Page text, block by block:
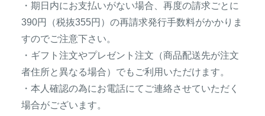
・期日内にお支払いがない場合、再度の請求ごとに
390円（税抜355円）の再請求発行手数料がかかりま
すのでご注意下さい。
・ギフト注文やプレゼント注文（商品配送先が注文
者住所と異なる場合）でもご利用いただけます。
・本人確認の為にお電話にてご連絡させていただく
場合がございます。